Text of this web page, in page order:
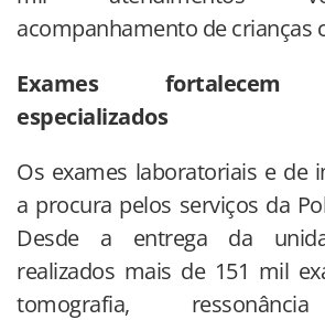
acompanhamento de crianças
Exames fortalecem
especializados
Os exames laboratoriais e de
a procura pelos serviços da
Desde a entrega da
realizados mais de 151 mil
tomografia,